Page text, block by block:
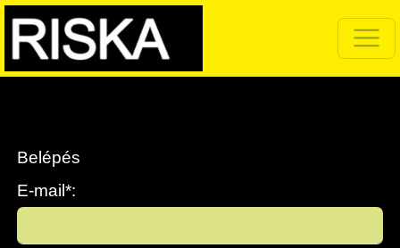
Belépés
E-mail*: